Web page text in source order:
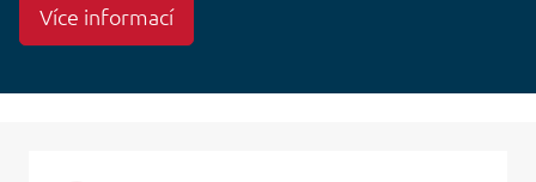
Více informací